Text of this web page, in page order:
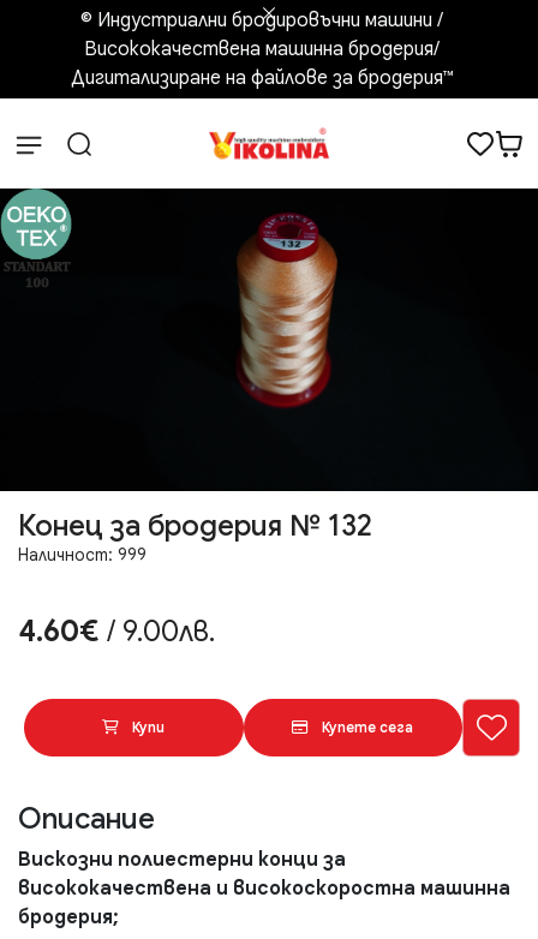
© Индустриални бродировъчни машини /
Висококачествена машинна бродерия/
Дигитализиране на файлове за бродерия™️
Конец за бродерия № 132
Наличност: 999
4.60€ / 9.00лв.
Купи Купете сега
Описание
Вискозни полиестерни конци за
висококачествена и високоскоростна машинна
бродерия;